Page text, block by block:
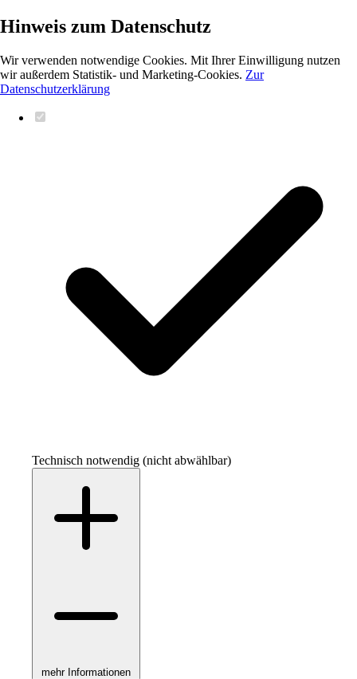
Hinweis zum Datenschutz
Wir verwenden notwendige Cookies. Mit Ihrer Einwilligung nutzen
wir außerdem Statistik- und Marketing-Cookies. Zur
Datenschutzerklärung
Technisch notwendig (nicht abwählbar)
mehr Informationen